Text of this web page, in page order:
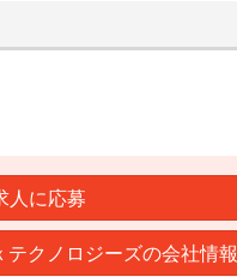
人に応募
クノロジーズの会社情報